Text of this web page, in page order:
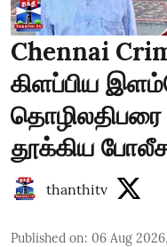
Chennai
கிளப்பிய
தொழிலதிபரை
தூக்கிய
thanthitv
Published on: 06 Aug